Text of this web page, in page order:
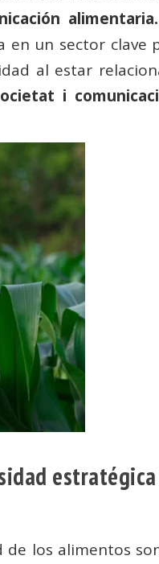
en un sector clave
al estar
i
estratégica
los alimentos